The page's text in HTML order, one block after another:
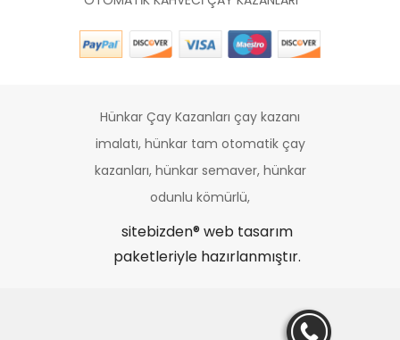
Hünkar Çay Kazanları çay kazanı
imalatı, hünkar tam otomatik çay
kazanları, hünkar semaver, hünkar
odunlu kömürlü,
sitebizden®web tasarım
paketleriyle hazırlanmıştır.